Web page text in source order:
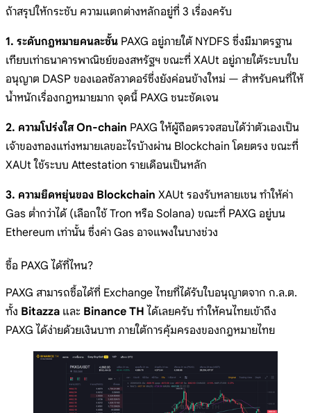
ถ้าสรุปให้กระชับ ความแตกต่างหลักอยู่ที่ 3 เรื่องครับ
1. ระดับกฎหมายคนละชั้น PAXG อยู่ภายใต้ NYDFS ซึ่งมีมาตรฐาน
เทียบเท่าธนาคารพาณิชย์ของสหรัฐฯ ขณะที่ XAUt อยู่ภายใต้ระบบใบ
อนุญาต DASP ของเอลซัลวาดอร์ซึ่งยังค่อนข้างใหม่ — สำหรับคนที่ให้
น้ำหนักเรื่องกฎหมายมาก จุดนี้ PAXG ชนะชัดเจน
2. ความโปร่งใส On-chain PAXG ให้ผู้ถือตรวจสอบได้ว่าตัวเองเป็น
เจ้าของทองแท่งหมายเลขอะไรบ้างผ่าน Blockchain โดยตรง ขณะที่
XAUt ใช้ระบบ Attestation รายเดือนเป็นหลัก
3. ความยืดหยุ่นของ Blockchain XAUt รองรับหลายเชน ทำให้ค่า
Gas ต่ำกว่าได้ (เลือกใช้ Tron หรือ Solana) ขณะที่ PAXG อยู่บน
Ethereum เท่านั้น ซึ่งค่า Gas อาจแพงในบางช่วง
ซื้อ PAXG ได้ที่ไหน?
PAXG สามารถซื้อได้ที่ Exchange ไทยที่ได้รับใบอนุญาตจาก ก.ล.ต.
ทั้ง Bitazza และ Binance TH ได้เลยครับ ทำให้คนไทยเข้าถึง
PAXG ได้ง่ายด้วยเงินบาท ภายใต้การคุ้มครองของกฎหมายไทย